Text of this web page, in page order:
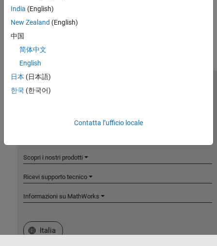
India (English)
New Zealand (English)
中国
简体中文
English
日本 (日本語)
한국 (한국어)
Contatta l’ufficio locale
MathWorks
Accelerating the pace of engineering and science
Scopri i nostri prodotti
Scopri i nostri prodotti
Ricevi supporto tecnico
Informazioni su MathWorks
Seleziona un sito web
Italia